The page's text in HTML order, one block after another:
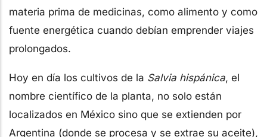
materia prima de medicinas, como alimento y como
fuente energética cuando debían emprender viajes
prolongados.
Hoy en día los cultivos de la Salvia hispánica, el
nombre científico de la planta, no solo están
localizados en México sino que se extienden por
Argentina (donde se procesa y se extrae su aceite),